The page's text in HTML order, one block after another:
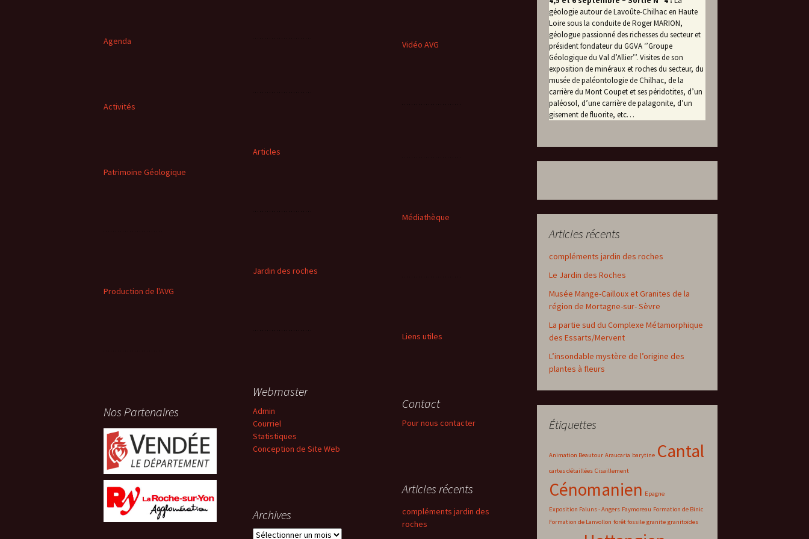
géologie autour de Lavoûte-Chilhac en Haute
Loire sous la conduite de Roger MARION,
géologue passionné des richesses du secteur et
président fondateur du GGVA ‘’Groupe
Géologique du Val d’Allier’’. Visites de son
exposition de minéraux et roches du secteur, du
musée de paléontologie de Chilhac, de la
carrière du Mont Coupet et ses péridotites, d’un
paléosol, d’une carrière de palagonite, d’un
gisement de fluorite, etc…
Articles récents
compléments jardin des roches
Le Jardin des Roches
Musée Mange-Cailloux et Granites de la
région de Mortagne-sur- Sèvre
La partie sud du Complexe Métamorphique
des Essarts/Mervent
L’insondable mystère de l’origine des
plantes à fleurs
Étiquettes
Animation Beautour Araucaria barytine Cantal
cartes détaillées Cisaillement
Cénomanien Epagne
Exposition Faluns - Angers Faymoreau Formation de Binic
Formation de Lanvollon forêt fossile granite granitoïdes
Agenda Vidéo AVG
Activités
Articles
Patrimoine Géologique
Médiathèque
Jardin des roches
Production de l'AVG
Liens utiles
Webmaster
Admin
Courriel
Statistiques
Conception de Site Web
Contact
Pour nous contacter
Nos Partenaires
Articles récents
compléments jardin des
roches
Archives
Archives